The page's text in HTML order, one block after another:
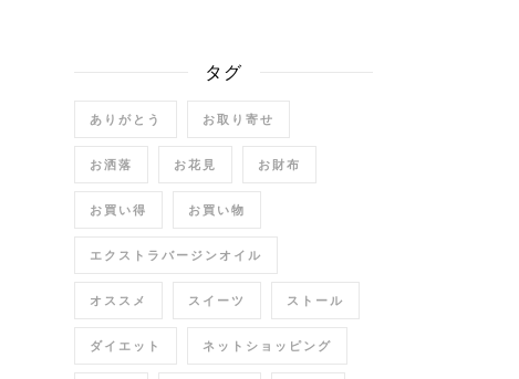
タグ
ありがとう お取り寄せ
お洒落 お花見 お財布
お買い得 お買い物
エクストラバージンオイル
オススメ スイーツ ストール
ダイエット ネットショッピング